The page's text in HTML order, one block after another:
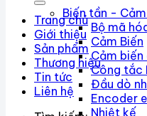
Trang chủ
Giới thiệu
Sản phẩm
Thương hiệu
Tin tức
Liên hệ
Biến tần -
Bộ mã
Cảm Biến
Cảm biến
Công tắc
Đầu dò
Encoder
Nhiệt kế